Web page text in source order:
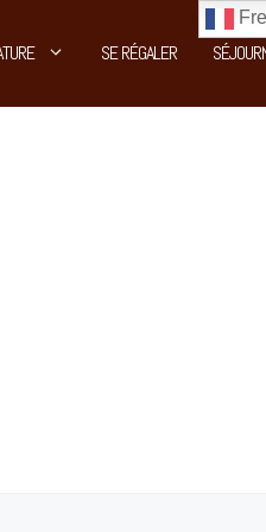
SE RÉGALER